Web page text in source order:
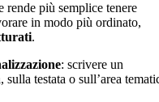
rende più semplice tenere
in modo più ordinato,
.
: scrivere un
testata o sull’area